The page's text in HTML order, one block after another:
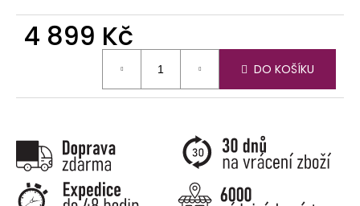
4 899 Kč
DO KOŠÍKU